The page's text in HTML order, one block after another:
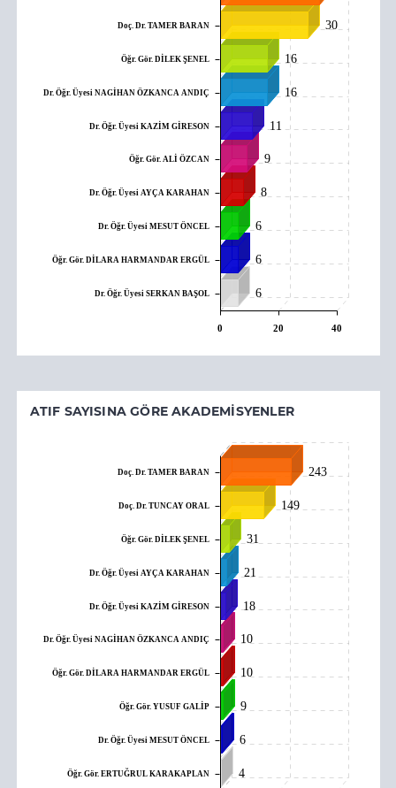
30
16
16
11
9
8
6
6
6
Doç. Dr. TAMER BARAN
Öğr. Gör. DİLEK ŞENEL
Dr. Öğr. Üyesi NAGİHAN ÖZKANCA ANDIÇ
Dr. Öğr. Üyesi KAZİM GİRESON
Öğr. Gör. ALİ ÖZCAN
Dr. Öğr. Üyesi AYÇA KARAHAN
Dr. Öğr. Üyesi MESUT ÖNCEL
Öğr. Gör. DİLARA HARMANDAR ERGÜL
Dr. Öğr. Üyesi SERKAN BAŞOL
0 20 40
ATIF SAYISINA GÖRE AKADEMISYENLER
243
149
31
21
18
10
10
9
6
4
Doç. Dr. TAMER BARAN
Doç. Dr. TUNCAY ORAL
Öğr. Gör. DİLEK ŞENEL
Dr. Öğr. Üyesi AYÇA KARAHAN
Dr. Öğr. Üyesi KAZİM GİRESON
Dr. Öğr. Üyesi NAGİHAN ÖZKANCA ANDIÇ
Öğr. Gör. DİLARA HARMANDAR ERGÜL
Öğr. Gör. YUSUF GALİP
Dr. Öğr. Üyesi MESUT ÖNCEL
Öğr. Gör. ERTUĞRUL KARAKAPLAN